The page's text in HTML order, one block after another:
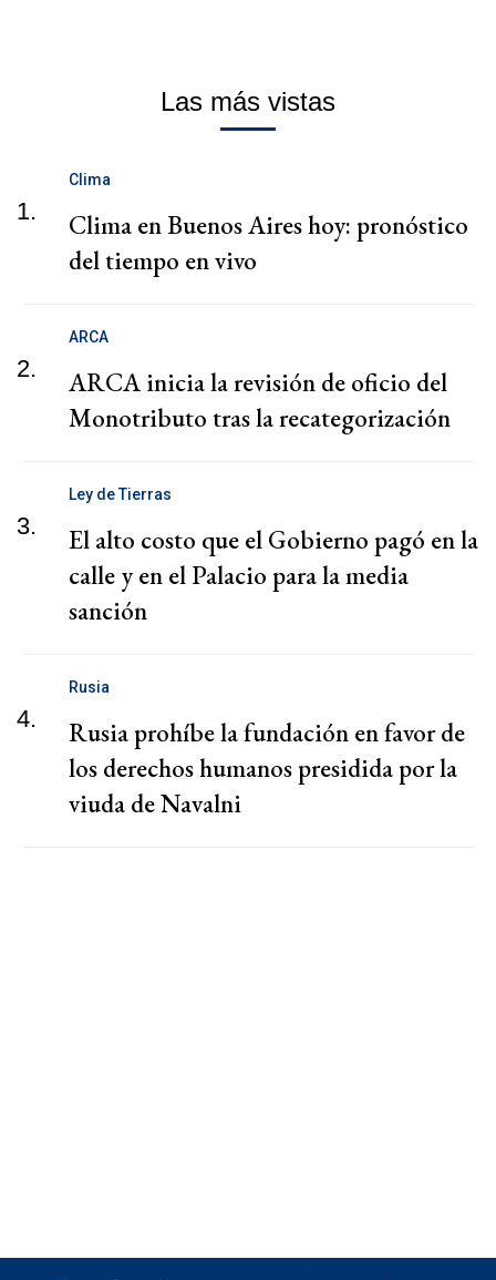
Las más vistas
1.
Clima
Clima en Buenos Aires hoy: pronóstico
del tiempo en vivo
2.
ARCA
ARCA inicia la revisión de oficio del
Monotributo tras la recategorización
3.
Ley de Tierras
El alto costo que el Gobierno pagó en la
calle y en el Palacio para la media
sanción
4.
Rusia
Rusia prohíbe la fundación en favor de
los derechos humanos presidida por la
viuda de Navalni